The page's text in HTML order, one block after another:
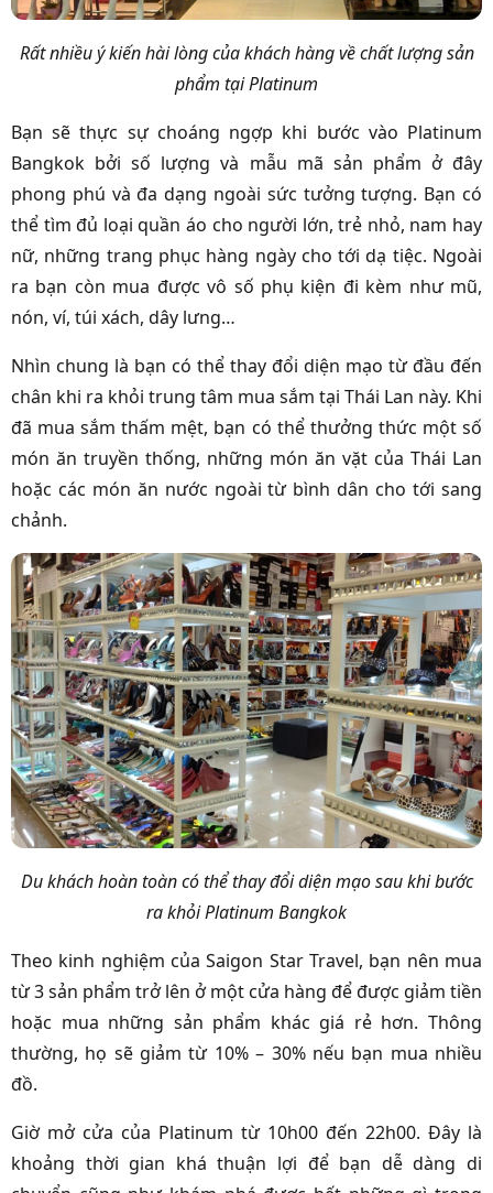
Rất nhiều ý kiến hài lòng của khách hàng về chất lượng sản
phẩm tại Platinum
Bạn sẽ thực sự choáng ngợp khi bước vào Platinum
Bangkok bởi số lượng và mẫu mã sản phẩm ở đây
phong phú và đa dạng ngoài sức tưởng tượng. Bạn có
thể tìm đủ loại quần áo cho người lớn, trẻ nhỏ, nam hay
nữ, những trang phục hàng ngày cho tới dạ tiệc. Ngoài
ra bạn còn mua được vô số phụ kiện đi kèm như mũ,
nón, ví, túi xách, dây lưng…
Nhìn chung là bạn có thể thay đổi diện mạo từ đầu đến
chân khi ra khỏi trung tâm mua sắm tại Thái Lan này. Khi
đã mua sắm thấm mệt, bạn có thể thưởng thức một số
món ăn truyền thống, những món ăn vặt của Thái Lan
hoặc các món ăn nước ngoài từ bình dân cho tới sang
chảnh.
Du khách hoàn toàn có thể thay đổi diện mạo sau khi bước
ra khỏi Platinum Bangkok
Theo kinh nghiệm của Saigon Star Travel, bạn nên mua
từ 3 sản phẩm trở lên ở một cửa hàng để được giảm tiền
hoặc mua những sản phẩm khác giá rẻ hơn. Thông
thường, họ sẽ giảm từ 10% – 30% nếu bạn mua nhiều
đồ.
Giờ mở cửa của Platinum từ 10h00 đến 22h00. Đây là
khoảng thời gian khá thuận lợi để bạn dễ dàng di